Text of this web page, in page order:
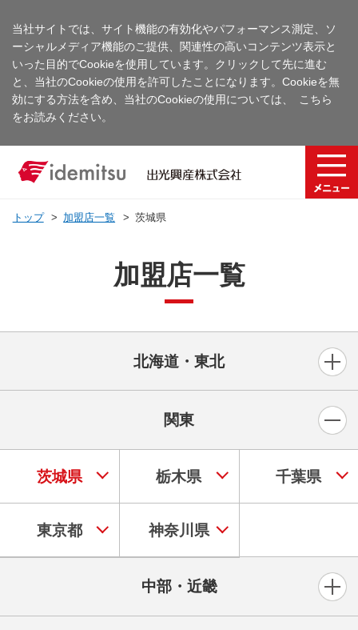
当社サイトでは、サイト機能の有効化やパフォーマンス測定、ソ
ーシャルメディア機能のご提供、関連性の高いコンテンツ表示と
いった目的でCookieを使用しています。クリックして先に進む
と、当社のCookieの使用を許可したことになります。Cookieを無
効にする方法を含め、当社のCookieの使用については、
こちら
をお読みください。
トップ 加盟店一覧 茨城県
加盟店一覧
北海道・東北
関東
茨城県 栃木県 千葉県
東京都 神奈川県
中部・近畿